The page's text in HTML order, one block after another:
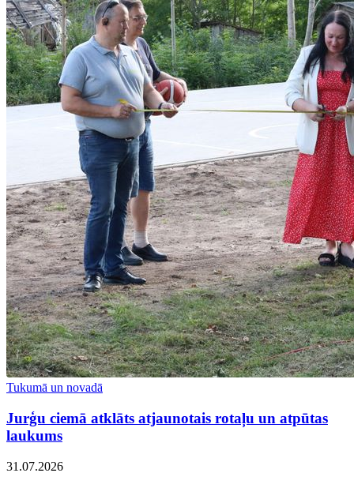
Tukumā un novadā
Jurģu ciemā atklāts atjaunotais rotaļu un atpūtas
laukums
31.07.2026